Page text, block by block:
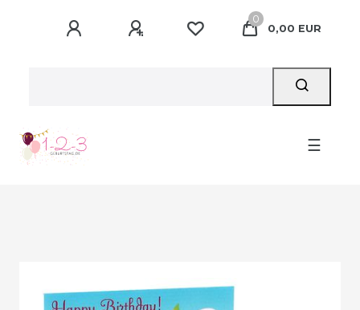
0
0,00 EUR
☰